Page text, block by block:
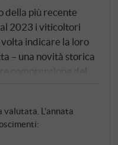
della più recente
2023 i viticoltori
volta indicare la loro
– una novità storica
comprensione del
di Planeta
chiarezza. La
siciliano dal 1694,
L’annata